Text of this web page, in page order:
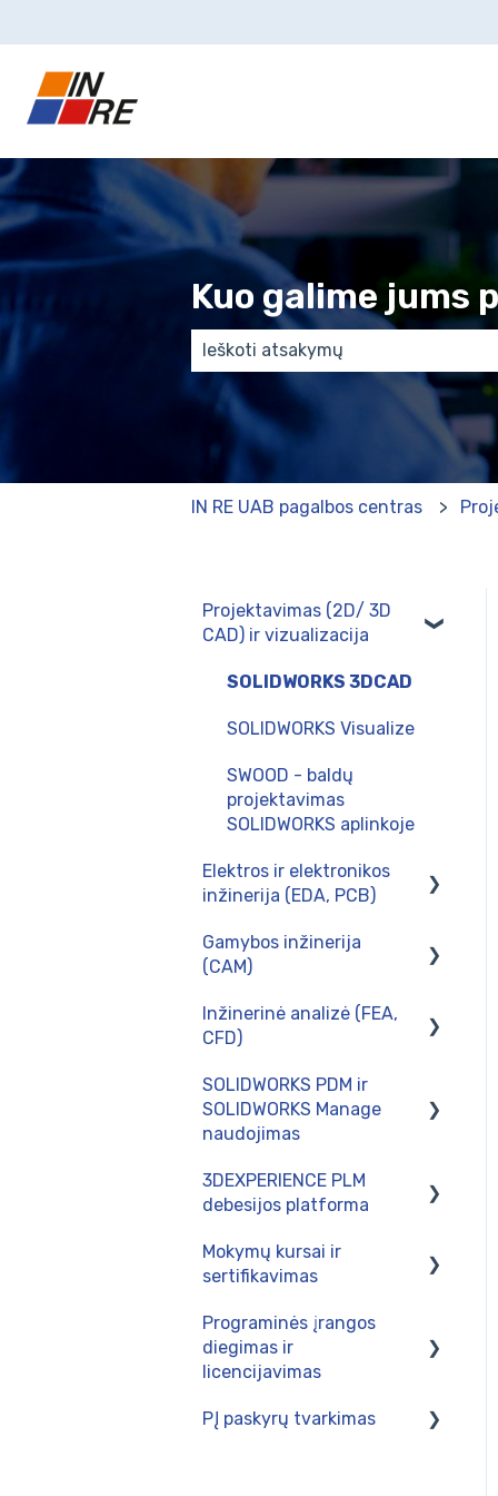
Kuo galime jums
There are no suggestions
IN RE UAB pagalbos centras
Projektavimas (2D/ 3D
CAD) ir vizualizacija
SOLIDWORKS 3DCAD
SOLIDWORKS Visualize
SWOOD - baldų
projektavimas
SOLIDWORKS aplinkoje
Elektros ir elektronikos
inžinerija (EDA, PCB)
CircuitWorks (PCB
Connector)
SOLIDWORKS Electrical
Gamybos inžinerija
(CAM)
Diegimas
Naudojimas
paruošimas baldų
pramonėje
Inžinerinė analizė (FEA,
CFD)
Skaičiavimai tinklo
kompiuteryje
SOLIDWORKS PDM ir
SOLIDWORKS Manage
naudojimas
Naudojimas
valdymo sistemomis
Diegimas
3DEXPERIENCE PLM
debesijos platforma
Naudojimas
Mokymų kursai ir
sertifikavimas
SOLIDWORKS 3DCAD
mokymų programos
programos
Programinės įrangos
diegimas ir
licencijavimas
SOLIDWORKS /
PĮ paskyrų tvarkimas